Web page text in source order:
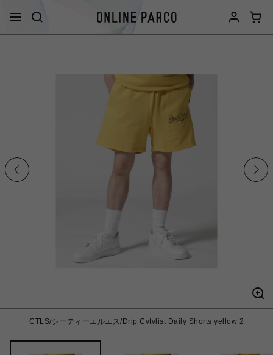
CTLS/シーティーエルエス/Drip Cvtvlist Daily Shorts yellow 2